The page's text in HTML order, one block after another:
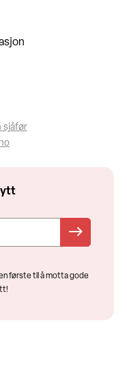
sjåfør
første til å motta gode